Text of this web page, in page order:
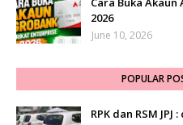
2026
June 10, 2026
POPULAR
RPK dan RSM